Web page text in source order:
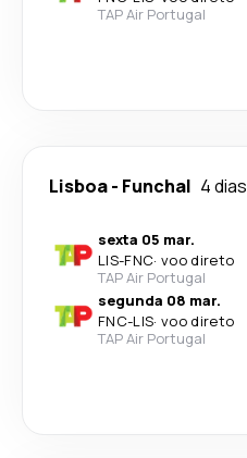
TAP Air Portugal
Lisboa- Funchal 4 dias
sexta 05 mar.
LIS-FNC· voo direto
TAP Air Portugal
segunda 08 mar.
FNC-LIS· voo direto
TAP Air Portugal